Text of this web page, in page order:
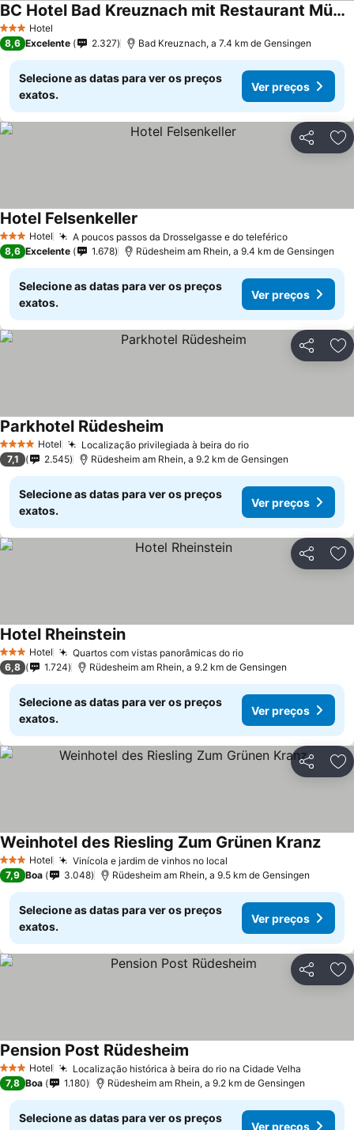
3 EstrelasHotel
BC Hotel Bad Kreuznach mit Restaurant Mühlentor
8,6 Excelente 2.327 Bad Kreuznach, a 7.4 km de Gensingen
Selecione as datas para ver os preços
exatos.
Ver preços
Partilhar
3 EstrelasHotel A poucos passos da Drosselgasse e do teleférico
Hotel Felsenkeller
8,6 Excelente 1.678 Rüdesheim am Rhein, a 9.4 km de Gensingen
Selecione as datas para ver os preços
exatos.
Ver preços
Partilhar
4 EstrelasHotel Localização privilegiada à beira do rio
Parkhotel Rüdesheim
7,1 2.545 Rüdesheim am Rhein, a 9.2 km de Gensingen
Selecione as datas para ver os preços
exatos.
Ver preços
Partilhar
3 EstrelasHotel Quartos com vistas panorâmicas do rio
Hotel Rheinstein
6,8 1.724 Rüdesheim am Rhein, a 9.2 km de Gensingen
Selecione as datas para ver os preços
exatos.
Ver preços
Partilhar
3 EstrelasHotel Vinícola e jardim de vinhos no local
Weinhotel des Riesling Zum Grünen Kranz
7,9 Boa 3.048 Rüdesheim am Rhein, a 9.5 km de Gensingen
Selecione as datas para ver os preços
exatos.
Ver preços
Partilhar
3 EstrelasHotel Localização histórica à beira do rio na Cidade Velha
Pension Post Rüdesheim
7,8 Boa 1.180 Rüdesheim am Rhein, a 9.2 km de Gensingen
Selecione as datas para ver os preços
Ver preços